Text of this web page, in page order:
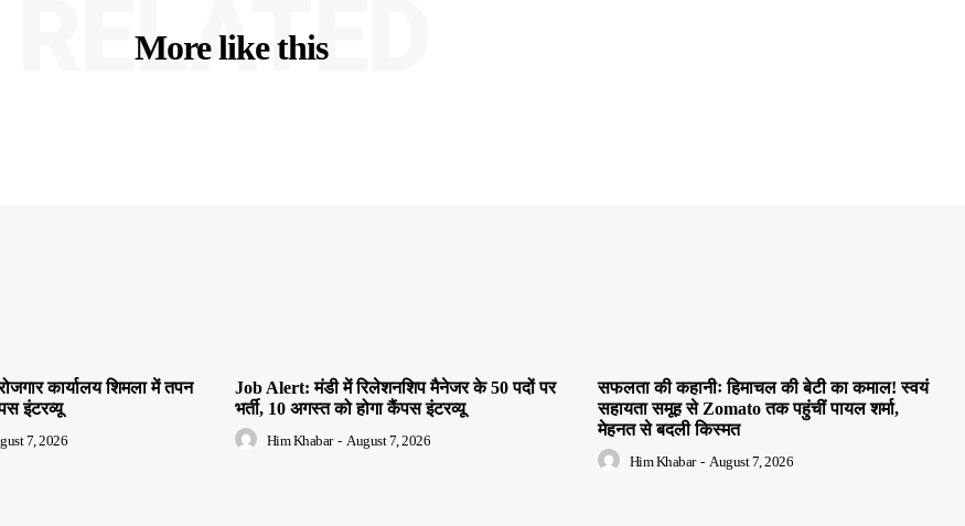
More like this
RELATED
कार्यालय शिमला में तपन
इंटरव्यू
7, 2026
Job Alert: मंडी में रिलेशनशिप मैनेजर के 50 पदों पर
भर्ती, 10 अगस्त को होगा कैंपस इंटरव्यू
Him Khabar - August 7, 2026
सफलता की कहानीः हिमाचल की बेटी का कमाल! स्वयं
सहायता समूह से Zomato तक पहुंचीं पायल शर्मा,
मेहनत से बदली किस्मत
Him Khabar - August 7, 2026